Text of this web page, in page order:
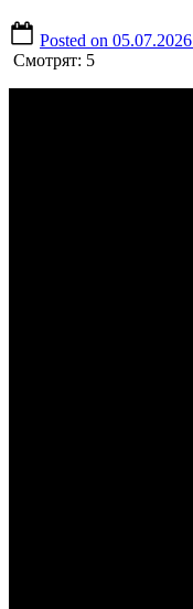
Posted on 05.07.2026
Смотрят: 5